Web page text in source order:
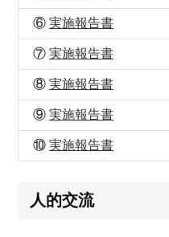
⑥ 実施報告書
⑦ 実施報告書
⑧ 実施報告書
⑨ 実施報告書
⑩ 実施報告書
人的交流